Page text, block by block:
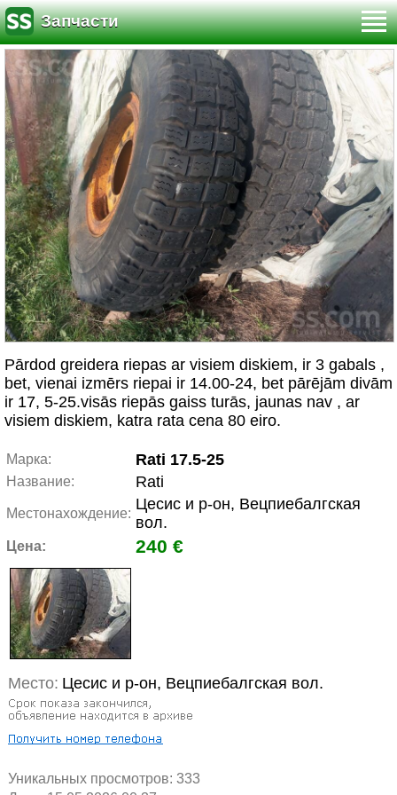
Запчасти
Pārdod greidera riepas ar visiem diskiem, ir 3 gabals ,
bet, vienai izmērs riepai ir 14.00-24, bet pārējām divām
ir 17, 5-25.visās riepās gaiss turās, jaunas nav , ar
visiem diskiem, katra rata cena 80 eiro.
Марка: Rati 17.5-25
Название: Rati
Местонахождение:
Цесис и р-он, Вецпиебалгская
вол.
Цена: 240 €
Место: Цесис и р-он, Вецпиебалгская вол.
Уникальных просмотров: 333